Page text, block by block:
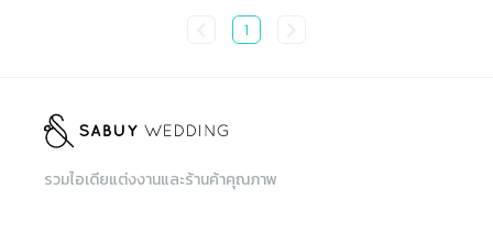
1
รวมไอเดียแต่งงานและร้านค้าคุณภาพ